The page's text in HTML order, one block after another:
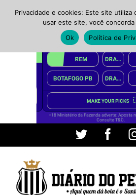
conteúdo
Twitter
Privacidade e cookies: Este site utiliza
usar este site, você
Ok
Política de